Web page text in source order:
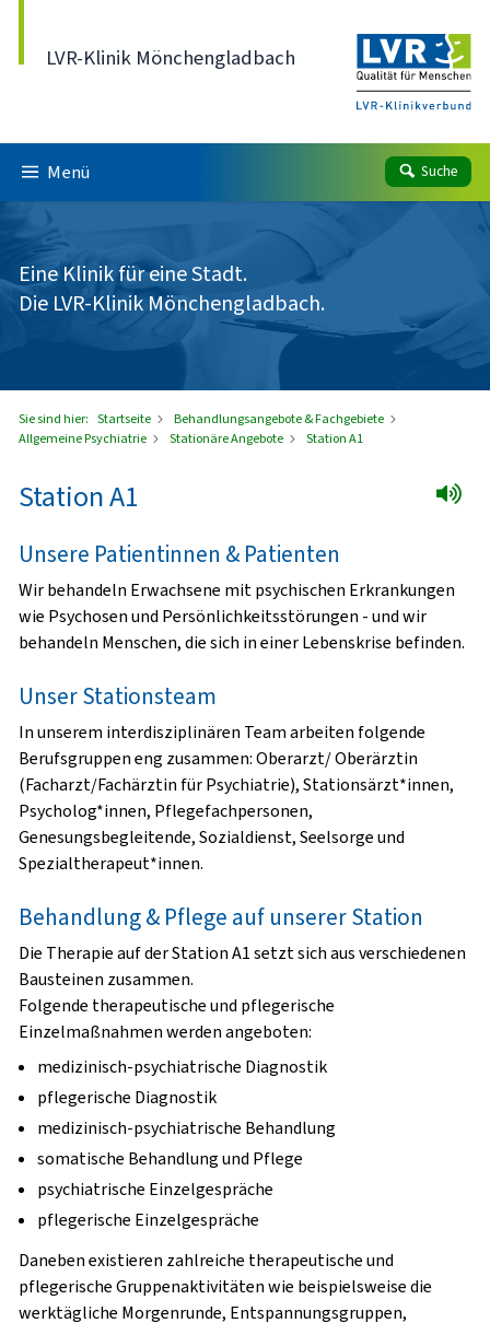
LVR-Klinik Mönchengladbach
Menü Suche
Eine Klinik für eine Stadt.
Die LVR-Klinik Mönchengladbach.
Sie sind hier: Startseite
Behandlungsangebote & Fachgebiete
Allgemeine Psychiatrie
Stationäre Angebote Station A1
Station A1
Unsere Patientinnen & Patienten
Wir behandeln Erwachsene mit psychischen Erkrankungen
wie Psychosen und Persönlichkeitsstörungen - und wir
behandeln Menschen, die sich in einer Lebenskrise befinden.
Unser Stationsteam
In unserem interdisziplinären Team arbeiten folgende
Berufsgruppen eng zusammen: Oberarzt/ Oberärztin
(Facharzt/Fachärztin für Psychiatrie), Stationsärzt*innen,
Psycholog*innen, Pflegefachpersonen,
Genesungsbegleitende, Sozialdienst, Seelsorge und
Spezialtherapeut*innen.
Behandlung & Pflege auf unserer Station
Die Therapie auf der Station A1 setzt sich aus verschiedenen
Bausteinen zusammen.
Folgende therapeutische und pflegerische
Einzelmaßnahmen werden angeboten:
medizinisch-psychiatrische Diagnostik
pflegerische Diagnostik
medizinisch-psychiatrische Behandlung
somatische Behandlung und Pflege
psychiatrische Einzelgespräche
pflegerische Einzelgespräche
Daneben existieren zahlreiche therapeutische und
pflegerische Gruppenaktivitäten wie beispielsweise die
werktägliche Morgenrunde, Entspannungsgruppen,